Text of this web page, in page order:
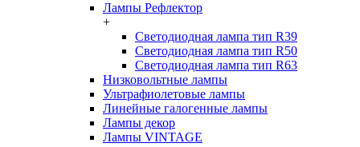
Лампы Рефлектор
+
Светодиодная лампа тип R39
Светодиодная лампа тип R50
Светодиодная лампа тип R63
Низковольтные лампы
Ультрафиолетовые лампы
Линейные галогенные лампы
Лампы декор
Лампы VINTAGE